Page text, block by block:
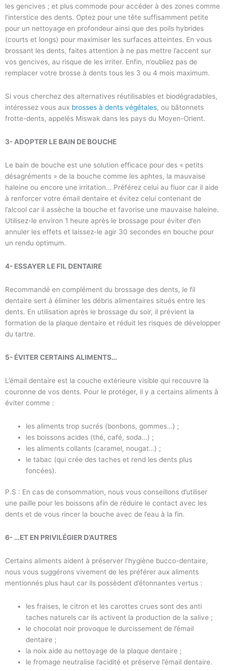
les gencives ; et plus commode pour accéder à des zones comme
l’interstice des dents. Optez pour une tête suffisamment petite
pour un nettoyage en profondeur ainsi que des poils hybrides
(courts et longs) pour maximiser les surfaces atteintes. En vous
brossant les dents, faites attention à ne pas mettre l’accent sur
vos gencives, au risque de les irriter. Enfin, n’oubliez pas de
remplacer votre brosse à dents tous les 3 ou 4 mois maximum.
Si vous cherchez des alternatives réutilisables et biodégradables,
intéressez vous aux brosses à dents végétales, ou bâtonnets
frotte-dents, appelés Miswak dans les pays du Moyen-Orient.
3- ADOPTER LE BAIN DE BOUCHE
Le bain de bouche est une solution efficace pour des « petits
désagréments » de la bouche comme les aphtes, la mauvaise
haleine ou encore une irritation… Préférez celui au fluor car il aide
à renforcer votre émail dentaire et évitez celui contenant de
l’alcool car il assèche la bouche et favorise une mauvaise haleine.
Utilisez-le environ 1 heure après le brossage pour éviter d’en
annuler les effets et laissez-le agir 30 secondes en bouche pour
un rendu optimum.
4- ESSAYER LE FIL DENTAIRE
Recommandé en complément du brossage des dents, le fil
dentaire sert à éliminer les débris alimentaires situés entre les
dents. En utilisation après le brossage du soir, il prévient la
formation de la plaque dentaire et réduit les risques de développer
du tartre.
5- ÉVITER CERTAINS ALIMENTS…
L’émail dentaire est la couche extérieure visible qui recouvre la
couronne de vos dents. Pour le protéger, il y a certains aliments à
éviter comme :
les aliments trop sucrés (bonbons, gommes…) ;
les boissons acides (thé, café, soda…) ;
les aliments collants (caramel, nougat…) ;
le tabac (qui crée des taches et rend les dents plus
foncées).
P.S : En cas de consommation, nous vous conseillons d’utiliser
une paille pour les boissons afin de réduire le contact avec les
dents et de vous rincer la bouche avec de l’eau à la fin.
6- …ET EN PRIVILÉGIER D’AUTRES
Certains aliments aident à préserver l’hygiène bucco-dentaire,
nous vous suggérons vivement de les préférer aux aliments
mentionnés plus haut car ils possèdent d’étonnantes vertus :
les fraises, le citron et les carottes crues sont des anti
taches naturels car ils activent la production de la salive ;
le chocolat noir provoque le durcissement de l’émail
dentaire ;
la noix aide au nettoyage de la plaque dentaire ;
le fromage neutralise l’acidité et préserve l’émail dentaire.